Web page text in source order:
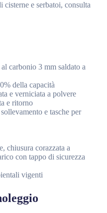
e serbatoi, consulta
carbonio 3 mm saldato a
della capacità
e verniciata a polvere
e ritorno
e tasche per
chiusura corazzata a
con tappo di sicurezza
vigenti